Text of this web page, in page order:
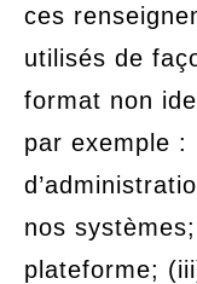
ces
utilisés de
format non
par exemple :
nos
plateforme;